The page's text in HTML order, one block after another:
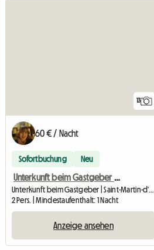
13
60 € / Nacht
Sofortbuchung Neu
Unterkunft beim Gastgeber auf dem Weg zum Col du Télégraphe
Unterkunft beim Gastgeber | Saint-Martin-d'Arc (73140) | 13 M2
2 Pers. | Mindestaufenthalt: 1 Nacht
Anzeige ansehen